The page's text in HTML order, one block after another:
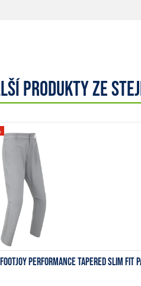
produkty ze
FootJoy Performance Tapered Slim Fit